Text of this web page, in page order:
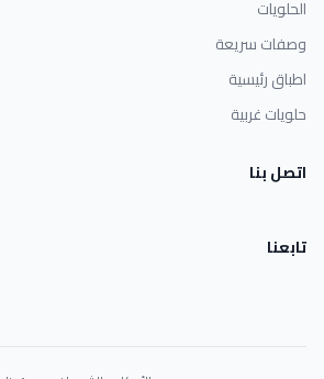
الحلويات
وصفات سريعة
اطباق رئيسية
حلويات غربية
اتصل بنا
تابعنا